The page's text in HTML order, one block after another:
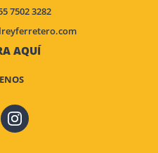
7502 3282
AQUÍ